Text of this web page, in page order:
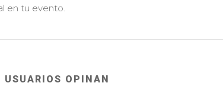
en tu evento.
USUARIOS OPINAN